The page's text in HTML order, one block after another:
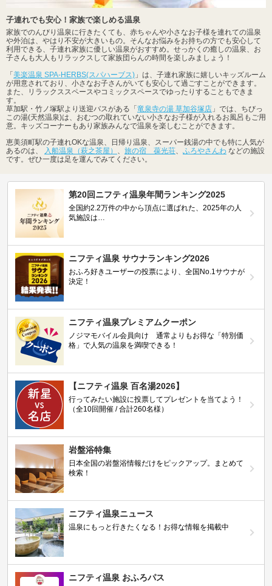
子連れでも安心！家族で楽しめる温泉
家族でのんびり温泉に行きたくても、赤ちゃんや小さなお子様を連れての温泉
や外泊は、やはり不安が大きいもの。そんなお悩みをお持ちの方でも安心して
利用できる、子連れ家族に優しい温泉がおすすめ。せっかくの癒しの温泉、お
子さんも大人もリラックスして家族団らんの時間を楽しみましょう！
「美楽温泉 SPA-HERBS(スパハーブス) 」は、子連れ家族に嬉しいキッズルーム
が用意されており、小さなお子さんがいても安心して過ごすことができます。
また、リラックススペースやコミックスペースでゆったりすることもできま
す。
草加駅・竹ノ塚駅より送迎バスがある「竜泉寺の湯 草加谷塚店 」では、ちびっ
この湯(天然温泉)は、おむつの取れていない小さなお子様が入れるお風呂もご用
意。キッズコーナーもあり家族みんなで温泉を楽しむことができます。
恵美須町駅の子連れOKな温泉、日帰り温泉、スーパー銭湯の中でも特に人気が
あるのは、
入船温泉（萩之茶屋） 旅の宿 葆光荘 ふろやさんわ などの施設
です。ぜひ一度は足を運んでみてください。
第20回ニフティ温泉年間ランキング2025
全国約2.2万件の中から頂点に選ばれた、2025年の人
気施設は…
ニフティ温泉 サウナランキング2026
おふろ好きユーザーの投票により、全国No.1サウナが
決定！
ニフティ温泉プレミアムクーポン
ノジマモバイル会員向け 通常よりもお得な「特別価
格」で人気の温泉を満喫できる！
【ニフティ温泉 百名湯2026】
行ってみたい施設に投票してプレゼントを当てよう！
（全10回開催 / 合計260名様）
岩盤浴特集
日本全国の岩盤浴情報だけをピックアップ。まとめて
検索！
ニフティ温泉ニュース
温泉にもっと行きたくなる！お得な情報を掲載中
ニフティ温泉 おふろパス